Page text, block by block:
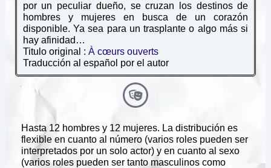
por un peculiar dueño, se cruzan los destinos de
hombres y mujeres en busca de un corazón
disponible. Ya sea para un trasplante o algo más si
hay afinidad…
Titulo original : À cœurs ouverts
Traducción al español por el autor
Hasta 12 hombres y 12 mujeres. La distribución es
flexible en cuanto al número (varios roles pueden ser
interpretados por un solo actor) y en cuanto al sexo
(varios roles pueden ser tanto masculinos como